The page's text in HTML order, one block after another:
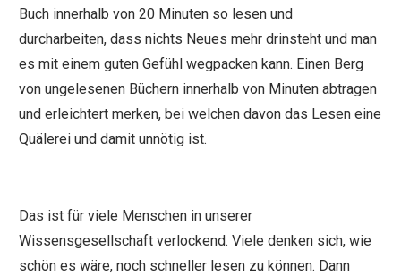
Buch innerhalb von 20 Minuten so lesen und
durcharbeiten, dass nichts Neues mehr drinsteht und man
es mit einem guten Gefühl wegpacken kann. Einen Berg
von ungelesenen Büchern innerhalb von Minuten abtragen
und erleichtert merken, bei welchen davon das Lesen eine
Quälerei und damit unnötig ist.
Das ist für viele Menschen in unserer
Wissensgesellschaft verlockend. Viele denken sich, wie
schön es wäre, noch schneller lesen zu können. Dann